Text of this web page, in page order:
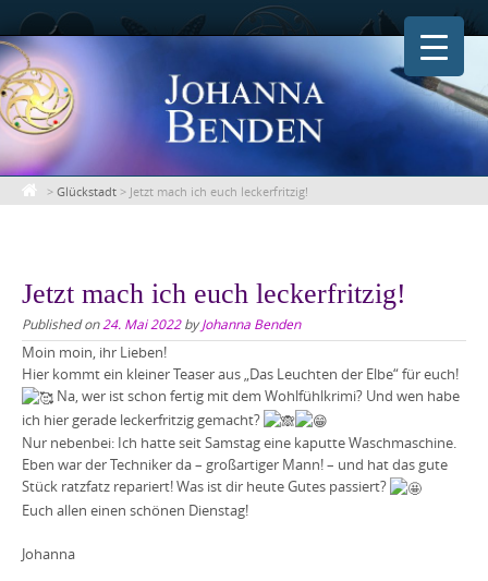
Skip
to
content
> Glückstadt > Jetzt mach ich euch leckerfritzig!
Jetzt mach ich euch leckerfritzig!
Published on24. Mai 2022byJohanna Benden
Moin moin, ihr Lieben!
Hier kommt ein kleiner Teaser aus „Das Leuchten der Elbe“ für euch!
Na, wer ist schon fertig mit dem Wohlfühlkrimi? Und wen habe
ich hier gerade leckerfritzig gemacht?
Nur nebenbei: Ich hatte seit Samstag eine kaputte Waschmaschine.
Eben war der Techniker da – großartiger Mann! – und hat das gute
Stück ratzfatz repariert! Was ist dir heute Gutes passiert?
Euch allen einen schönen Dienstag!
Johanna